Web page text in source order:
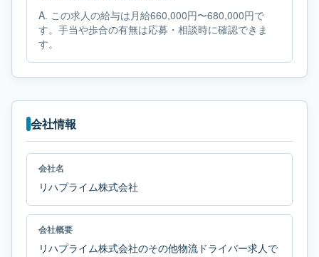
A. この求人の給与は月給660,000円〜680,000円で
す。手当や歩合の有無は応募・相談時に確認できま
す。
会社情報
会社名
リハプライム株式会社
会社概要
リハプライム株式会社のその他物流ドライバー求人で